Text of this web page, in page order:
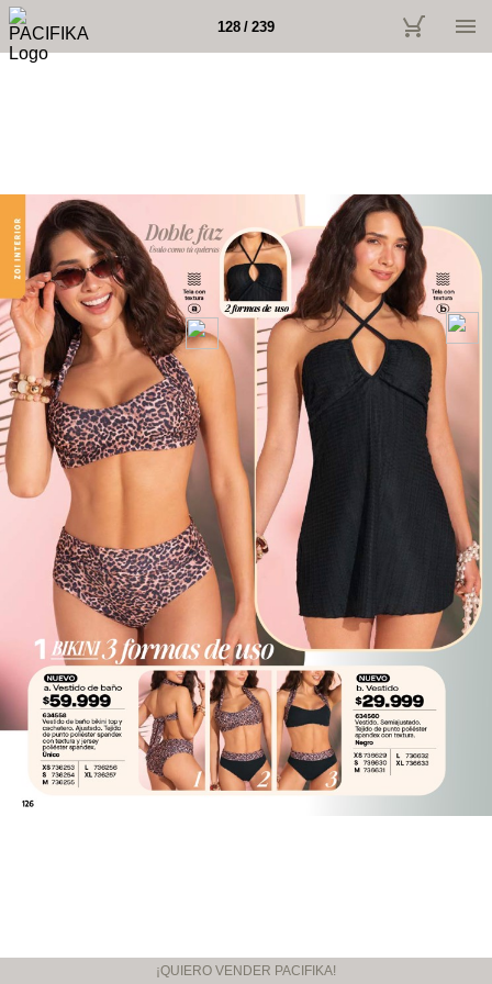
128 / 239
¡QUIERO VENDER PACIFIKA!